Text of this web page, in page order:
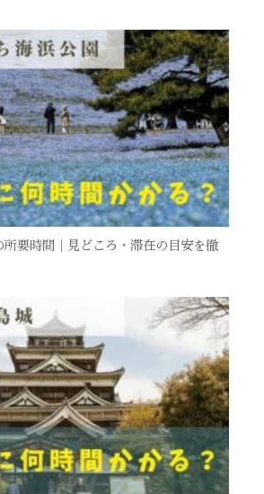
所要時間｜見どころ・滞在の目安を徹